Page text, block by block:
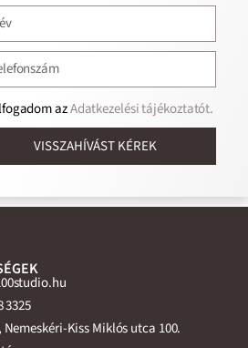
3325
Nemeskéri-Kiss Miklós utca 100.
azAdatkezelési tájékoztatót.
VISSZAHÍVÁST KÉREK